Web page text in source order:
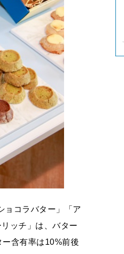
ョコラバター」「ア
ッチ」は、バター
含有率は10%前後